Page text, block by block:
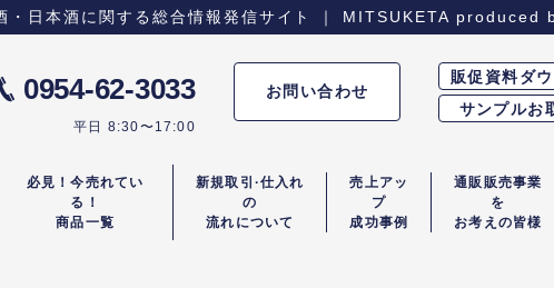
・日本酒に関する総合情報発信サイト ｜ MITSUKETA produced
0954-62-3033
平日 8:30〜17:00
お問い合わせ
販促資料ダ
サンプルお
必見！今売れてい
る！
商品一覧
新規取引·仕入れ
の
流れについて
売上アッ
プ
成功事例
通販販売事業
を
お考えの皆様